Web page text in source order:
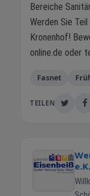
Bereiche
Werden Sie
Kronenhof!
online.de oder
Fasnet
TEILEN
e.K.